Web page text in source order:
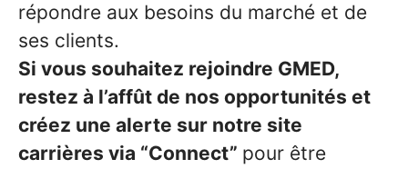
répondre aux besoins du marché et de
ses clients.
Si vous souhaitez rejoindre GMED,
restez à l’affût de nos opportunités et
créez une alerte sur notre site
carrières via “Connect” pour être